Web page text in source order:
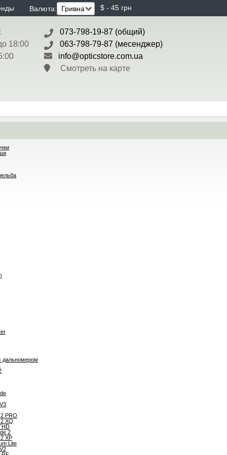
Валюта: $ - 45 грн
18:00
073-798-19-87 (общий)
063-798-79-87 (месенджер)
info@opticstore.com.ua
Смотреть на карте
дальномером
PRO
XQ
2
XP
Lite